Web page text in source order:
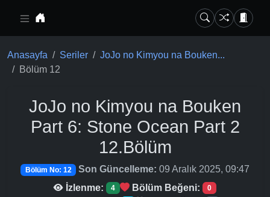
Anasayfa Seriler
JoJo no Kimyou na Bouken...
Bölüm 12
JoJo no Kimyou na Bouken
Part 6: Stone Ocean Part 2
12.Bölüm
Bölüm No: 12 Son Güncelleme: 09 Aralık 2025, 09:47
İzlenme:
4 Bölüm Beğeni: 0